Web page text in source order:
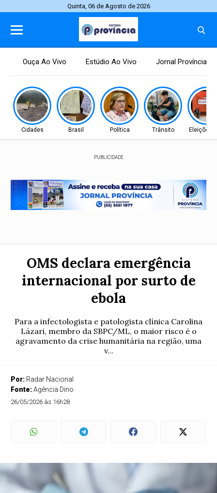
Quinta, 06 de Agosto de 2026
Ouça Ao Vivo Estúdio Ao Vivo Jornal Província
Cidades Brasil Política Trânsito Eleições
PUBLICIDADE
OMS declara emergência
internacional por surto de
ebola
Para a infectologista e patologista clínica Carolina
Lázari, membro da SBPC/ML, o maior risco é o
agravamento da crise humanitária na região, uma
v...
Por: Radar Nacional
Fonte:Agência Dino
26/05/2026 às 16h28